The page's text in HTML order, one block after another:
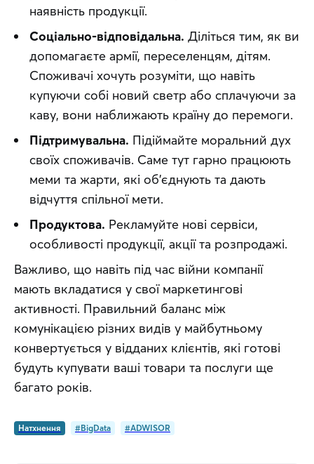
наявність продукції.
Соціально-відповідальна. Діліться тим, як ви
допомагаєте армії, переселенцям, дітям.
Споживачі хочуть розуміти, що навіть
купуючи собі новий светр або сплачуючи за
каву, вони наближають країну до перемоги.
Підтримувальна. Підіймайте моральний дух
своїх споживачів. Саме тут гарно працюють
меми та жарти, які об’єднують та дають
відчуття спільної мети.
Продуктова. Рекламуйте нові сервіси,
особливості продукції, акції та розпродажі.
Важливо, що навіть під час війни компанії
мають вкладатися у свої маркетингові
активності. Правильний баланс між
комунікацією різних видів у майбутньому
конвертується у відданих клієнтів, які готові
будуть купувати ваші товари та послуги ще
багато років.
Натхнення #BigData #ADWISOR